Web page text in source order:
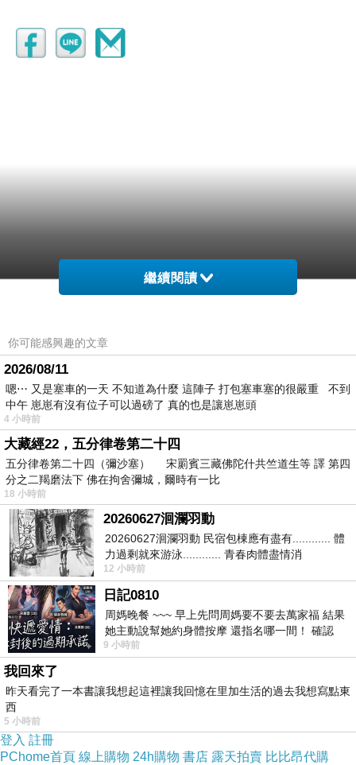
繼續閱讀
你可能感興趣的文章
2026/08/11
嗯⋯ 又是塞車的一天 不知道為什麼 這陣子 打包塞車塞的很嚴重 不到
中午 崽崽有沒有位子可以過磅了 真的也是讓崽崽頭
4 小時前
大藏經22，五分律卷第二十四
五分律卷第二十四（彌沙塞） 宋罽賓三藏佛陀什共竺道生等 譯 第四
分之二羯磨法下 佛在拘舍彌城，爾時有一比
18 小時前
20260627洄瀾羽動
20260627洄瀾羽動 民宿包棟應有盡有............ 體
力過剩就來游泳............ 青春肉體盡情消
磨............ 晚餐不必
12 小時前
日記0810
周媽晚餐 ~~~ 早上先問周媽要不要去萬家福 結果
她主動說幫她約身體按摩 還指名哪一間！ 確認
後，我的腦袋才運轉起來 預約對
9 小時前
我回來了
昨天看完了一本書讓我想起這裡讓我回憶在里加生活的過去我想寫點東
西
5 小時前
登入 註冊
PChome首頁 線上購物 24h購物 書店 露天拍賣 比比昂代購